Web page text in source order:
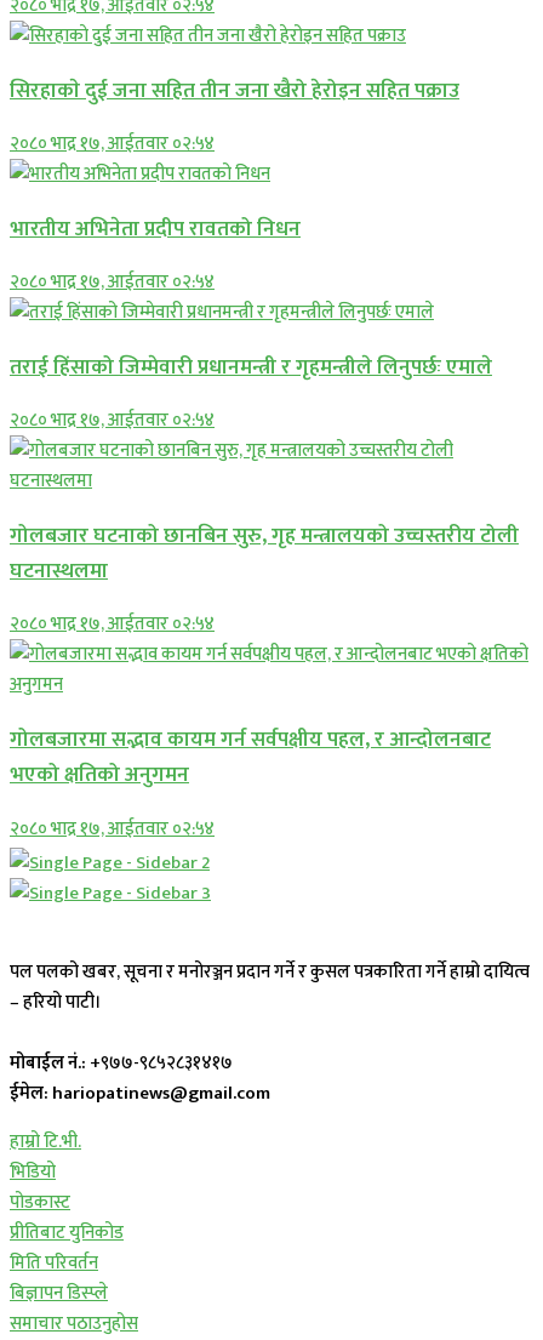
सिरहाकाे दुई जना सहित तीन जना खैरो हेरोइन सहित पक्राउ
२०८० भाद्र १७, आईतवार ०२:५४
भारतीय अभिनेता प्रदीप रावतको निधन
२०८० भाद्र १७, आईतवार ०२:५४
तराई हिंसाको जिम्मेवारी प्रधानमन्त्री र गृहमन्त्रीले लिनुपर्छः एमाले
२०८० भाद्र १७, आईतवार ०२:५४
गोलबजार घटनाको छानबिन सुरु, गृह मन्त्रालयको उच्चस्तरीय टोली
घटनास्थलमा
२०८० भाद्र १७, आईतवार ०२:५४
गोलबजारमा सद्भाव कायम गर्न सर्वपक्षीय पहल, र आन्दोलनबाट
भएको क्षतिको अनुगमन
२०८० भाद्र १७, आईतवार ०२:५४
पल पलको खबर, सूचना र मनोरञ्जन प्रदान गर्ने र कुसल पत्रकारिता गर्ने हाम्रो दायित्व
– हरियो पाटी।
मोबाईल नं.: +९७७-९८५२८३१४१७
ईमेल: hariopatinews@gmail.com
हाम्रो टि.भी.
भिडियो
पोडकास्ट
प्रीतिबाट युनिकोड
मिति परिवर्तन
बिज्ञापन डिस्प्ले
समाचार पठाउनुहोस